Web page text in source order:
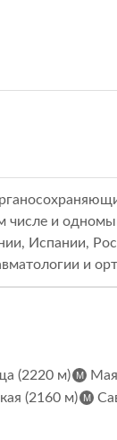
и
Испании,
и
(2220 м)
(2160 м)